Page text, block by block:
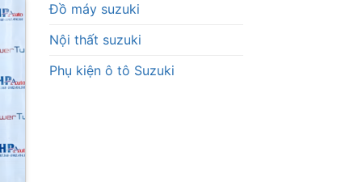
Đồ máy suzuki
Nội thất suzuki
Phụ kiện ô tô Suzuki